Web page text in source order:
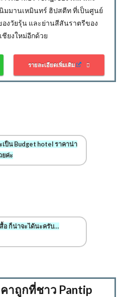
มมานเหมินทร์ ฮิปสตีท ที่เป็นศูนย์
องวัยรุ้น และย่านสีสันราตรีของ
ชียงใหม่อีกด้วย
รายละเอียดเพิ่มเติม
เป็น Budget hotel ราคาน่า
ยค่ะ
อ ก็น่าจะได้นะครับ…
าถูกที่ชาว Pantip